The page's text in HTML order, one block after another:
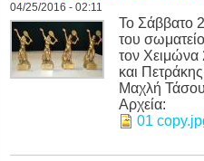
04/25/2016 - 02:11
Το Σάββατο
του
τον Χειμώνα
και
Μαχλή
Αρχεία:
01